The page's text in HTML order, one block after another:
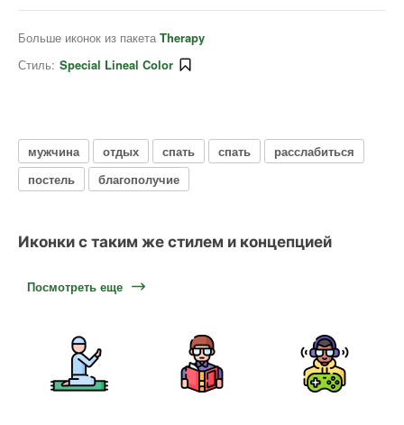
Больше иконок из пакета Therapy
Стиль: Special Lineal Color
мужчина отдых спать спать
расслабиться
постель
благополучие
Иконки с таким же стилем и концепцией
Посмотреть еще